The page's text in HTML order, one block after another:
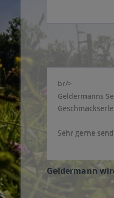
br/>
Geldermanns
Sehr gerne
Geldermann